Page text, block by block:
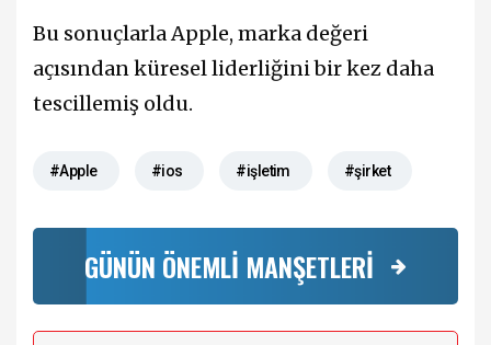
Bu sonuçlarla Apple, marka değeri
açısından küresel liderliğini bir kez daha
tescillemiş oldu.
#Apple #ios #işletim #şirket
GÜNÜN ÖNEMLİ MANŞETLERİ